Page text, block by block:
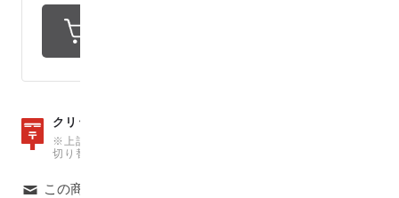
クリックポストは、
※上記の数量を超えた場合は、自動で宅急便での発送料金に
切り替わりますのでご注意ください。
この商品について問い合わせる